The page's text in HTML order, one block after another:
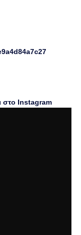
στο Instagram